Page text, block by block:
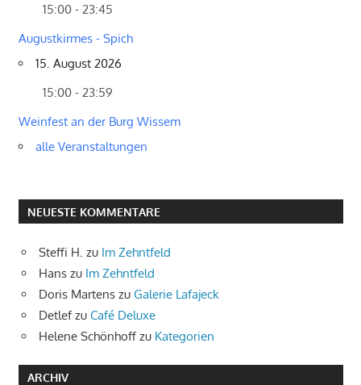
15:00 - 23:45
Augustkirmes - Spich
15. August 2026
15:00 - 23:59
Weinfest an der Burg Wissem
alle Veranstaltungen
NEUESTE KOMMENTARE
Steffi H. zu Im Zehntfeld
Hans zu Im Zehntfeld
Doris Martens zu Galerie Lafajeck
Detlefzu Café Deluxe
Helene Schönhoff zu Kategorien
ARCHIV